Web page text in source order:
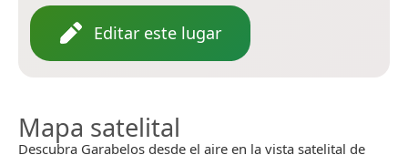
Editar este lugar
Mapa satelital
Descubra Garabelos desde el aire en la vista satelital de